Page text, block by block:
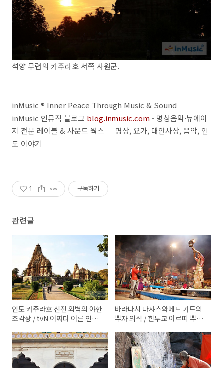
석양 무렵의 카주라호 서쪽 사원군.
inMusic ® Inner Peace Through Music & Sound
inMusic 인뮤직 블로그 blog.inmusic.com- 명상음악·뉴에이
지 전문 레이블 & 사운드 웍스 ｜ 명상, 요가, 대안사상, 음악, 인
도 이야기
1 구독하기
관련글
인도 카주라호 신전 외벽의 야한
조각상 / tvN 어쩌다 어른 인문
도 밀교, 힌두교 탄트라 수행 ｜
inMusic 인뮤직
바라나시 다샤스와메드 가트의
뿌자 의식 / 힌두교 아르띠 뿌자
두교 음악 ｜ by inMusic 인뮤
직